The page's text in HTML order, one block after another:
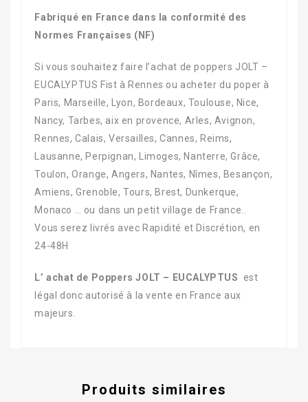
Fabriqué en France dans la conformité des
Normes Françaises (NF)
Si vous souhaitez faire l’achat de poppers JOLT –
EUCALYPTUS Fist à Rennes ou acheter du poper à
Paris, Marseille, Lyon, Bordeaux, Toulouse, Nice,
Nancy, Tarbes, aix en provence, Arles, Avignon,
Rennes, Calais, Versailles, Cannes, Reims,
Lausanne, Perpignan, Limoges, Nanterre, Grâce,
Toulon, Orange, Angers, Nantes, Nîmes, Besançon,
Amiens, Grenoble, Tours, Brest, Dunkerque,
Monaco … ou dans un petit village de France..
Vous serez livrés avec Rapidité et Discrétion, en
24-48H
L’ achat de Poppers JOLT – EUCALYPTUS
est
légal donc autorisé à la vente en France aux
majeurs.
Produits similaires